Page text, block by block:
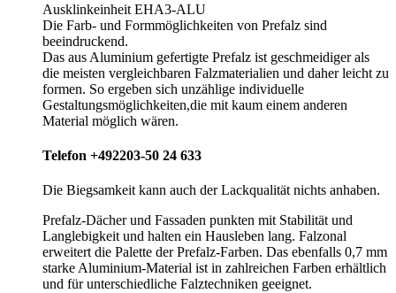
Ausklinkeinheit EHA3-ALU
Die Farb- und Formmöglichkeiten von Prefalz sind
beeindruckend.
Das aus Aluminium gefertigte Prefalz ist geschmeidiger als
die meisten vergleichbaren Falzmaterialien und daher leicht zu
formen. So ergeben sich unzählige individuelle
Gestaltungsmöglichkeiten,die mit kaum einem anderen
Material möglich wären.
Telefon +492203-50 24 633
Die Biegsamkeit kann auch der Lackqualität nichts anhaben.
Prefalz-Dächer und Fassaden punkten mit Stabilität und
Langlebigkeit und halten ein Hausleben lang. Falzonal
erweitert die Palette der Prefalz-Farben. Das ebenfalls 0,7 mm
starke Aluminium-Material ist in zahlreichen Farben erhältlich
und für unterschiedliche Falztechniken geeignet.